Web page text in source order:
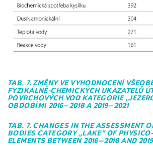
TAB. 7. ZMĚNY VE VYHODNOCENÍ
FYZIKÁLNĚ-CHEMICKÝCH UKAZATELŮ
POVRCHOVÝCH VOD KATEGORIE
OBDOBÍMI 2016–2018 A 2019–2021
TAB. 7. CHANGES IN THE ASSESSMENT
BODIES CATEGORY „LAKE“ OF
ELEMENTS BETWEEN 2016–2018 AND